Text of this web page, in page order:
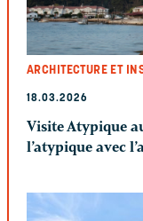
ARCHITECTURE ET
18.03.2026
Visite Atypique
l’atypique avec